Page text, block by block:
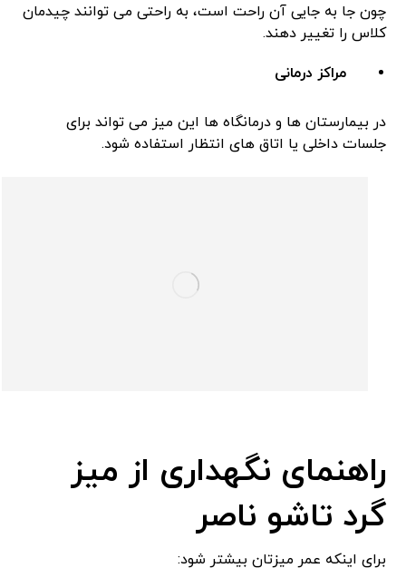
چون جا به‌ جایی آن راحت است، به‌ راحتی می ‌توانند چیدمان
کلاس را تغییر دهند.
مراکز درمانی
در بیمارستان‌ ها و درمانگاه‌ ها این میز می ‌تواند برای
جلسات داخلی یا اتاق‌ های انتظار استفاده شود.
راهنمای نگهداری از میز
گرد تاشو ناصر
برای اینکه عمر میزتان بیشتر شود: